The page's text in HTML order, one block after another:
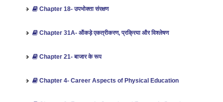
Chapter 18- उपभोक्ता संरक्षण
Chapter 31A- ऑंकड़े एकत्रीकरण, प्रक्रिया और विश्‍लेषण
Chapter 21- बाजार के रूप
Chapter 4- Career Aspects of Physical Education